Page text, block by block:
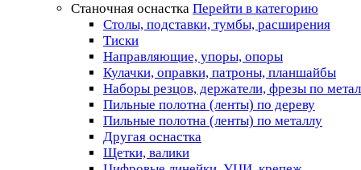
Станочная оснастка Перейти в категорию
Столы, подставки, тумбы, расширения
Тиски
Направляющие, упоры, опоры
Кулачки, оправки, патроны, планшайбы
Наборы резцов, держатели, фрезы по
Пильные полотна (ленты) по дереву
Пильные полотна (ленты) по металлу
Другая оснастка
Щетки, валики